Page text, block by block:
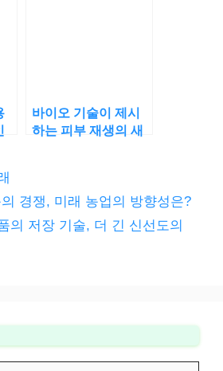
바이오 기술이 제시
하는 피부 재생의 새
경쟁, 미래 농업의 방향성은?
의 저장 기술, 더 긴 신선도의